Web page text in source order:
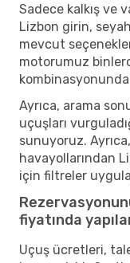
Sadece kalkış ve
Lizbon girin,
mevcut
motorumuz
Ayrıca, arama
uçuşları
sunuyoruz.
havayollarından
için filtreler
fiyatında
Uçuş ücretleri,